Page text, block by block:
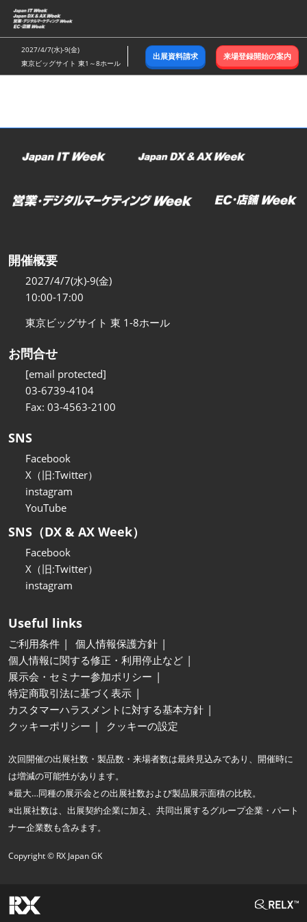
ス
キ
ッ
し
む
2027/4/7(水)-9(金)
東京ビッグサイト 東1～8ホール
出展資料請求 来場登録開始の案内
開催概要
2027/4/7(水)-9(金)
10:00-17:00
東京ビッグサイト 東 1-8ホール
お問合せ
[email protected]
03-6739-4104
Fax: 03-4563-2100
SNS
Facebook
X（旧:Twitter）
instagram
YouTube
SNS（DX & AX Week）
Facebook
X（旧:Twitter）
instagram
Useful links
ご利用条件
個人情報保護方針
個人情報に関する修正・利用停止など
展示会・セミナー参加ポリシー
特定商取引法に基づく表示
カスタマーハラスメントに対する基本方針
クッキーポリシー
クッキーの設定
次回開催の出展社数・製品数・来場者数は最終見込みであり、開催時に
は増減の可能性があります。
※最大…同種の展示会との出展社数および製品展示面積の比較。
※出展社数は、出展契約企業に加え、共同出展するグループ企業・パート
ナー企業数も含みます。
Copyright © RX Japan GK